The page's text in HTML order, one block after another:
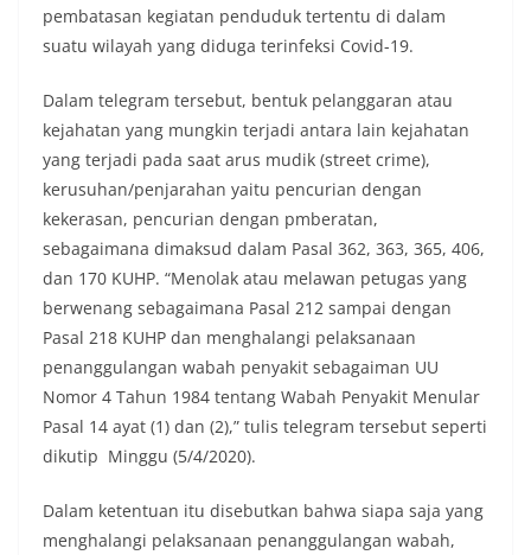
pembatasan kegiatan penduduk tertentu di dalam
suatu wilayah yang diduga terinfeksi Covid-19.
Dalam telegram tersebut, bentuk pelanggaran atau
kejahatan yang mungkin terjadi antara lain kejahatan
yang terjadi pada saat arus mudik (street crime),
kerusuhan/penjarahan yaitu pencurian dengan
kekerasan, pencurian dengan pmberatan,
sebagaimana dimaksud dalam Pasal 362, 363, 365, 406,
dan 170 KUHP. “Menolak atau melawan petugas yang
berwenang sebagaimana Pasal 212 sampai dengan
Pasal 218 KUHP dan menghalangi pelaksanaan
penanggulangan wabah penyakit sebagaiman UU
Nomor 4 Tahun 1984 tentang Wabah Penyakit Menular
Pasal 14 ayat (1) dan (2),” tulis telegram tersebut seperti
dikutip Minggu (5/4/2020).
Dalam ketentuan itu disebutkan bahwa siapa saja yang
menghalangi pelaksanaan penanggulangan wabah,